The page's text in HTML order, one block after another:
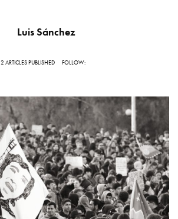
Luis Sánchez
2 ARTICLES PUBLISHED FOLLOW: